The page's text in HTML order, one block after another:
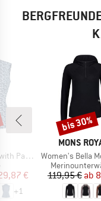
Pattern
Preis
€
+1
MARKE
MONS
Artikel
Women's Bella Merino Long
119,95 € ab
Rabatt
bis 30%